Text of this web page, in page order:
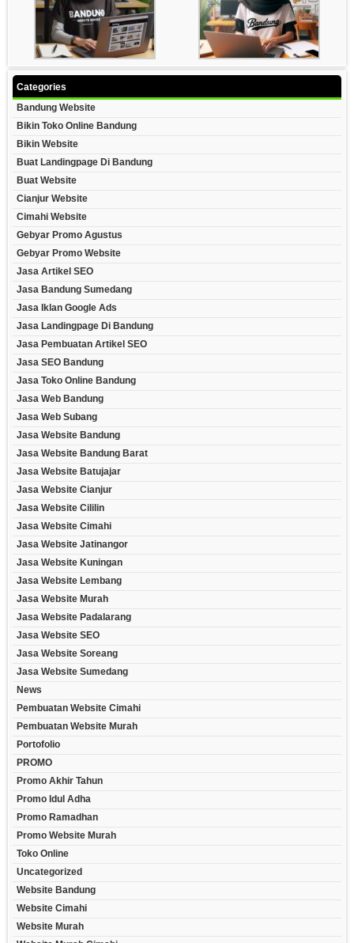
Categories
Bandung Website
Bikin Toko Online Bandung
Bikin Website
Buat Landingpage Di Bandung
Buat Website
Cianjur Website
Cimahi Website
Gebyar Promo Agustus
Gebyar Promo Website
Jasa Artikel SEO
Jasa Bandung Sumedang
Jasa Iklan Google Ads
Jasa Landingpage Di Bandung
Jasa Pembuatan Artikel SEO
Jasa SEO Bandung
Jasa Toko Online Bandung
Jasa Web Bandung
Jasa Web Subang
Jasa Website Bandung
Jasa Website Bandung Barat
Jasa Website Batujajar
Jasa Website Cianjur
Jasa Website Cililin
Jasa Website Cimahi
Jasa Website Jatinangor
Jasa Website Kuningan
Jasa Website Lembang
Jasa Website Murah
Jasa Website Padalarang
Jasa Website SEO
Jasa Website Soreang
Jasa Website Sumedang
News
Pembuatan Website Cimahi
Pembuatan Website Murah
Portofolio
PROMO
Promo Akhir Tahun
Promo Idul Adha
Promo Ramadhan
Promo Website Murah
Toko Online
Uncategorized
Website Bandung
Website Cimahi
Website Murah